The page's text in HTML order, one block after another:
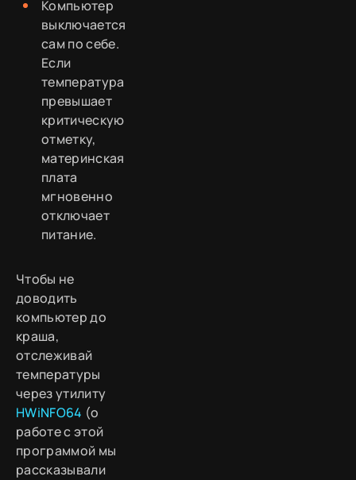
Компьютер
выключается
сам по себе.
Если
температура
превышает
критическую
отметку,
материнская
плата
мгновенно
отключает
питание.
Чтобы не
доводить
компьютер до
краша,
отслеживай
температуры
через утилиту
HWiNFO64 (о
работе с этой
программой мы
рассказывали